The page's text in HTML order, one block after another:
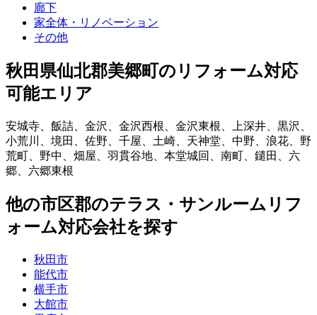
廊下
家全体・リノベーション
その他
秋田県仙北郡美郷町 のリフォーム対応
可能エリア
安城寺 飯詰 金沢 金沢西根 金沢東根 上深井 黒沢
小荒川
境田 佐野 千屋 土崎 天神堂 中野 浪花
野
荒町
野中 畑屋 羽貫谷地 本堂城回 南町 鑓田
六
郷
六郷東根
他の市区郡のテラス・サンルームリフ
ォーム対応会社を探す
秋田市
能代市
横手市
大館市